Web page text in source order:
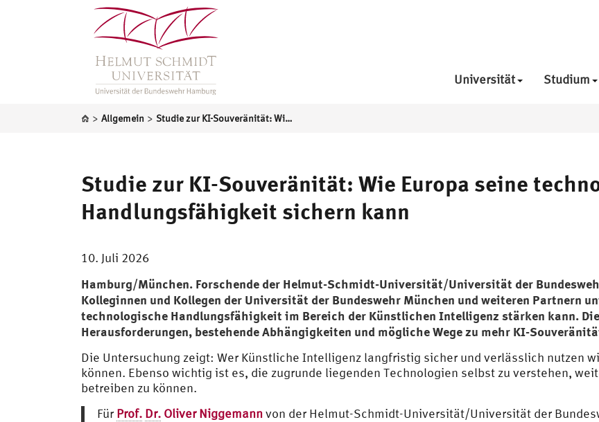
Universität Studium
> Allgemein > Studie zur KI-Souveränität: Wie Europa seine technologische Handlungsfähigkeit sichern kann
Studie zur KI-Souveränität: Wie Europa seine
Handlungsfähigkeit sichern kann
10. Juli 2026
Hamburg/München. Forschende der Helmut-Schmidt-Universität/Universität der
Kolleginnen und Kollegen der Universität der Bundeswehr München und weiteren Partnern
technologische Handlungsfähigkeit im Bereich der Künstlichen Intelligenz stärken kann. Die
Herausforderungen, bestehende Abhängigkeiten und mögliche Wege zu mehr KI-
Die Untersuchung zeigt: Wer Künstliche Intelligenz langfristig sicher und verlässlich nutzen
können. Ebenso wichtig ist es, die zugrunde liegenden Technologien selbst zu verstehen,
betreiben zu können.
Für Prof. Dr.Oliver Niggemannvon der Helmut-Schmidt-Universität/Universität der